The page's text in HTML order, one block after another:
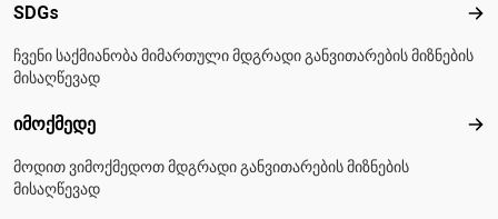
SDGs
ჩვენი საქმიანობა მიმართული მდგრადი განვითარების მიზნების
მისაღწევად
იმოქმედე
მოდით ვიმოქმედოთ მდგრადი განვითარების მიზნების
მისაღწევად